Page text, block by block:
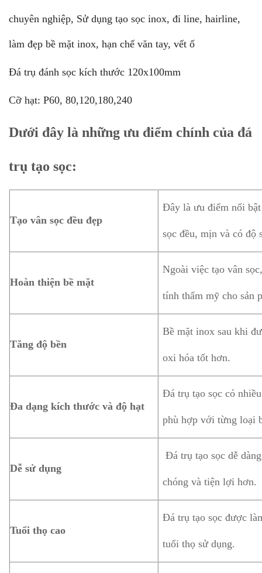
chuyên nghiệp, Sử dụng tạo sọc inox, đi line, hairline,
làm đẹp bề mặt inox, hạn chế văn tay, vết ố
Đá trụ đánh sọc kích thước 120x100mm
Cỡ hạt: P60, 80,120,180,240
Dưới đây là những ưu điểm chính của đá
trụ tạo sọc:
Tạo vân sọc đều đẹp
Đây là ưu điểm nổi bật
sọc đều, mịn và có độ
Hoàn thiện bề mặt
Ngoài việc tạo vân
tính thẩm mỹ cho sản
Tăng độ bền
Bề mặt inox sau khi
oxi hóa tốt hơn.
Đa dạng kích thước và độ hạt
Đá trụ tạo sọc có
phù hợp với từng loại
Dễ sử dụng
Đá trụ tạo sọc dễ
chóng và tiện lợi hơn.
Tuổi thọ cao
Đá trụ tạo sọc được
tuổi thọ sử dụng.